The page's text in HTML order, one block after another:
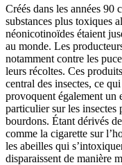
Créés dans les années 90
substances plus toxiques
néonicotinoïdes étaient
au monde. Les
notamment contre les
leurs récoltes. Ces
central des insectes, ce
provoquent également un
particulier sur les insectes
bourdons. Étant dérivés
comme la cigarette sur
les abeilles qui
disparaissent de manière